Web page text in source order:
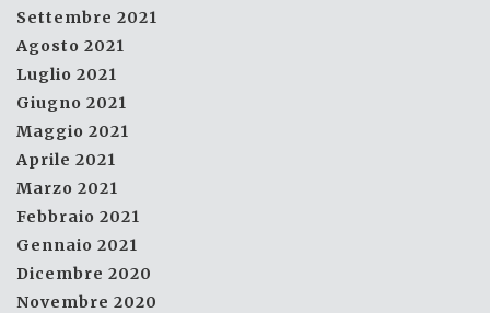
Settembre 2021
Agosto 2021
Luglio 2021
Giugno 2021
Maggio 2021
Aprile 2021
Marzo 2021
Febbraio 2021
Gennaio 2021
Dicembre 2020
Novembre 2020